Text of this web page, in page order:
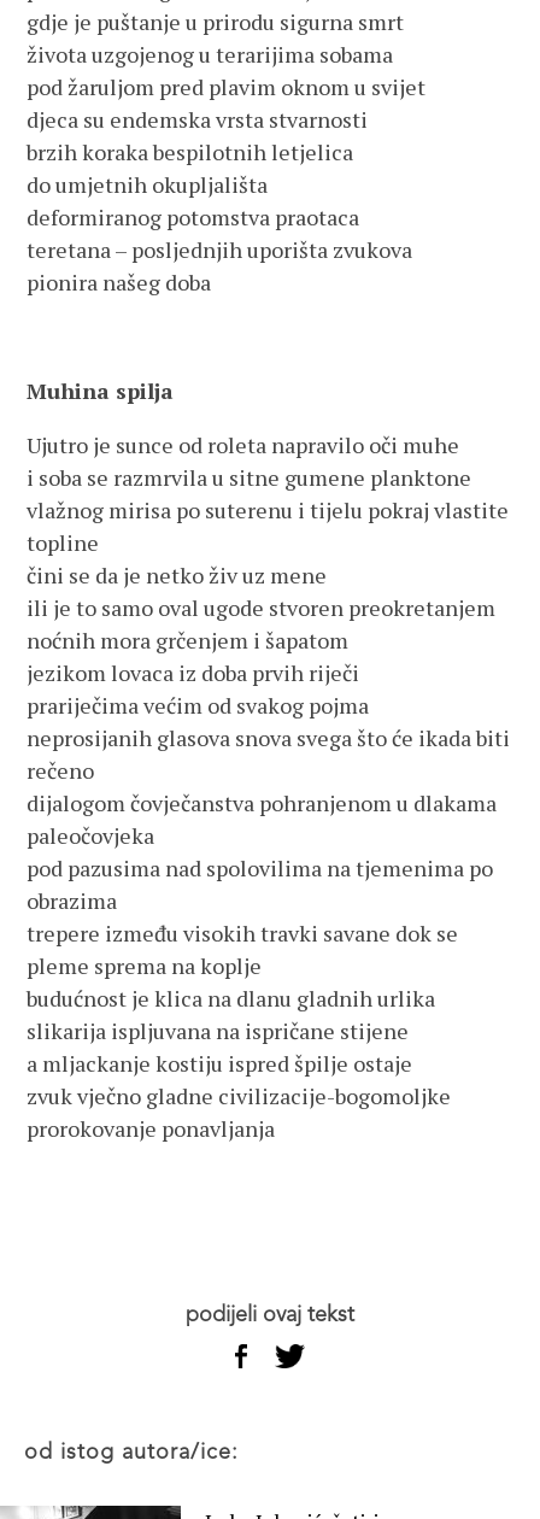
gdje je puštanje u prirodu sigurna smrt
života uzgojenog u terarijima sobama
pod žaruljom pred plavim oknom u svijet
djeca su endemska vrsta stvarnosti
brzih koraka bespilotnih letjelica
do umjetnih okupljališta
deformiranog potomstva praotaca
teretana – posljednjih uporišta zvukova
pionira našeg doba
Muhina spilja
Ujutro je sunce od roleta napravilo oči muhe
i soba se razmrvila u sitne gumene planktone
vlažnog mirisa po suterenu i tijelu pokraj vlastite
topline
čini se da je netko živ uz mene
ili je to samo oval ugode stvoren preokretanjem
noćnih mora grčenjem i šapatom
jezikom lovaca iz doba prvih riječi
prariječima većim od svakog pojma
neprosijanih glasova snova svega što će ikada biti
rečeno
dijalogom čovječanstva pohranjenom u dlakama
paleočovjeka
pod pazusima nad spolovilima na tjemenima po
obrazima
trepere između visokih travki savane dok se
pleme sprema na koplje
budućnost je klica na dlanu gladnih urlika
slikarija ispljuvana na ispričane stijene
a mljackanje kostiju ispred špilje ostaje
zvuk vječno gladne civilizacije-bogomoljke
prorokovanje ponavljanja
podijeli ovaj tekst
od istog autora/ice: